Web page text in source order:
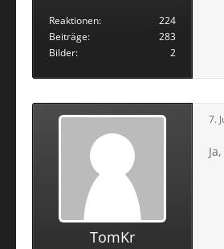
Reaktionen
224
Beiträge
283
Bilder
2
TomKr
7.